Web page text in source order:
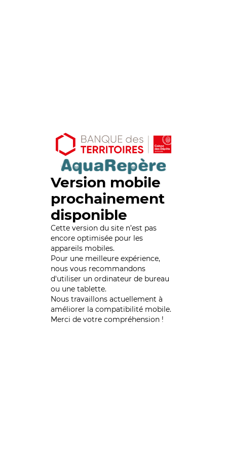
Version mobile
prochainement
disponible
Cette version du site n’est pas
encore optimisée pour les
appareils mobiles.
Pour une meilleure expérience,
nous vous recommandons
d'utiliser un ordinateur de bureau
ou une tablette.
Nous travaillons actuellement à
améliorer la compatibilité mobile.
Merci de votre compréhension !